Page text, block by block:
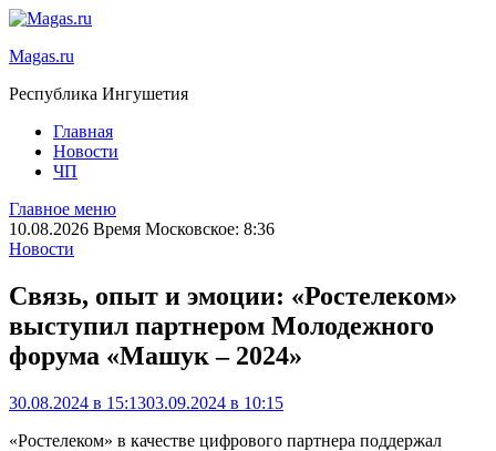
Magas.ru
Республика Ингушетия
Главная
Новости
ЧП
Главное меню
10.08.2026 Время Московское: 8:36
Новости
Связь, опыт и эмоции: «Ростелеком»
выступил партнером Молодежного
форума «Машук – 2024»
30.08.2024 в 15:1303.09.2024 в 10:15
«Ростелеком» в качестве цифрового партнера поддержал